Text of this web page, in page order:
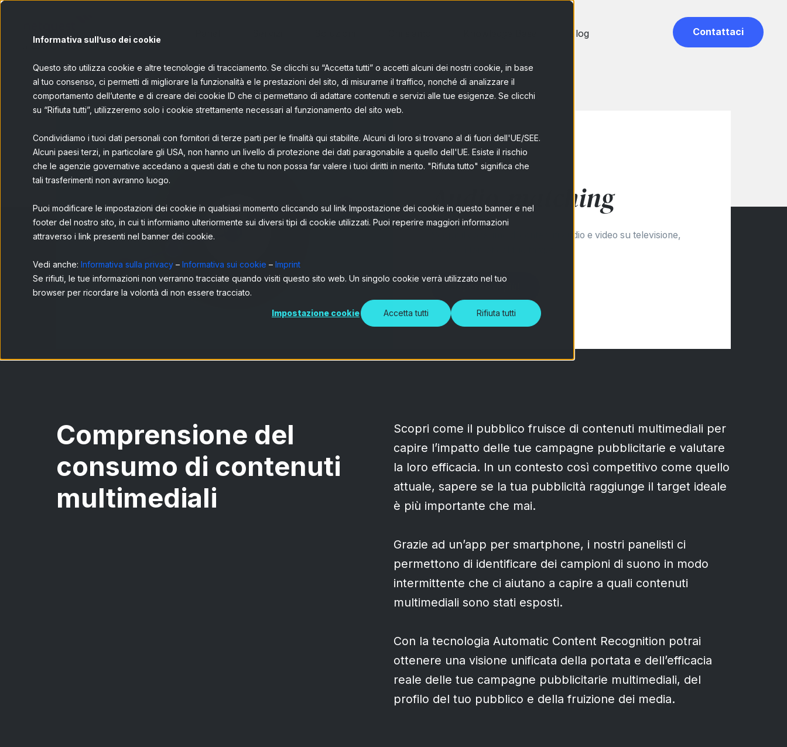
Informativa sull’uso dei cookie
Questo sito utilizza cookie e altre tecnologie di tracciamento. Se clicchi su “Accetta tutti” o accetti alcuni dei nostri cookie, in base
al tuo consenso, ci permetti di migliorare la funzionalità e le prestazioni del sito, di misurarne il traffico, nonché di analizzare il
comportamento dell’utente e di creare dei cookie ID che ci permettano di adattare contenuti e servizi alle tue esigenze. Se clicchi
su “Rifiuta tutti”, utilizzeremo solo i cookie strettamente necessari al funzionamento del sito web.
Condividiamo i tuoi dati personali con fornitori di terze parti per le finalità qui stabilite. Alcuni di loro si trovano al di fuori dell'UE/SEE.
Alcuni paesi terzi, in particolare gli USA, non hanno un livello di protezione dei dati paragonabile a quello dell'UE. Esiste il rischio
che le agenzie governative accedano a questi dati e che tu non possa far valere i tuoi diritti in merito. "Rifiuta tutto" significa che
tali trasferimenti non avranno luogo.
Puoi modificare le impostazioni dei cookie in qualsiasi momento cliccando sul link Impostazione dei cookie in questo banner e nel
footer del nostro sito, in cui ti informiamo ulteriormente sui diversi tipi di cookie utilizzati. Puoi reperire maggiori informazioni
attraverso i link presenti nel banner dei cookie.
Vedi anche: Informativa sulla privacy – Informativa sui cookie – Imprint
Se rifiuti, le tue informazioni non verranno tracciate quando visiti questo sito web. Un singolo cookie verrà utilizzato nel tuo
browser per ricordare la volontà di non essere tracciato.
Impostazione cookie Accetta tutti Rifiuta tutti
Blog Contattaci
OBSERVED DATA
Audio-matching
Scopri il consumo di contenuti audio e video su televisione,
Comprensione del
consumo di contenuti
multimediali
Scopri come il pubblico fruisce di contenuti multimediali per
capire l’impatto delle tue campagne pubblicitarie e valutare
la loro efficacia. In un contesto così competitivo come quello
attuale, sapere se la tua pubblicità raggiunge il target ideale
è più importante che mai.
Grazie ad un’app per smartphone, i nostri panelisti ci
permettono di identificare dei campioni di suono in modo
intermittente che ci aiutano a capire a quali contenuti
multimediali sono stati esposti.
Con la tecnologia Automatic Content Recognition potrai
ottenere una visione unificata della portata e dell’efficacia
reale delle tue campagne pubblicitarie multimediali, del
profilo del tuo pubblico e della fruizione dei media.